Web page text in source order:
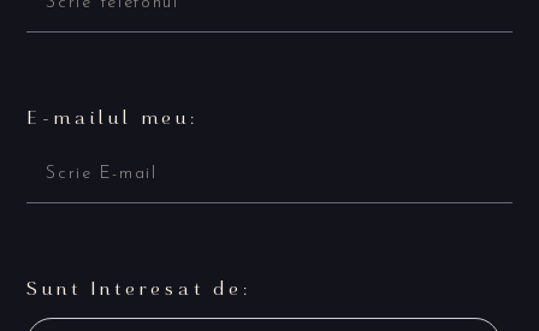
E-mailul meu:
Sunt Interesat de: